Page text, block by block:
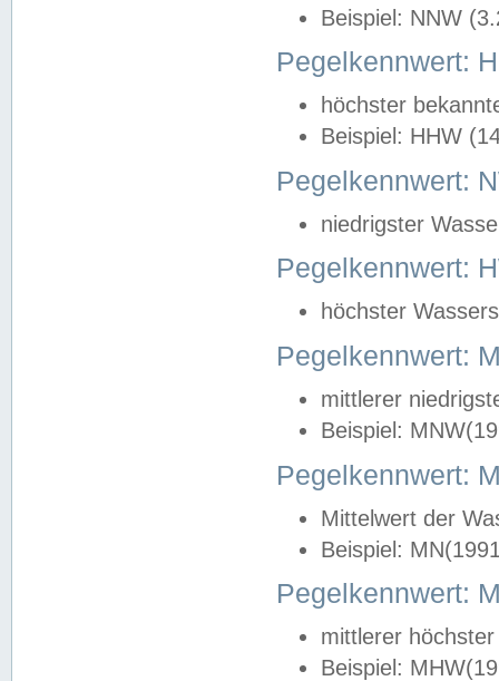
Beispiel: NNW
Pegelkennwert:
höchster
Beispiel: HHW
Pegelkennwert:
niedrigster
Pegelkennwert:
höchster
Pegelkennwert:
mittlerer
Beispiel:
Pegelkennwert:
Mittelwert der
Beispiel:
Pegelkennwert:
mittlerer
Beispiel: